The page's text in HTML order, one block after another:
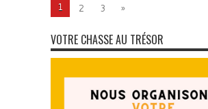
1 2 3 »
VOTRE CHASSE AU TRÉSOR